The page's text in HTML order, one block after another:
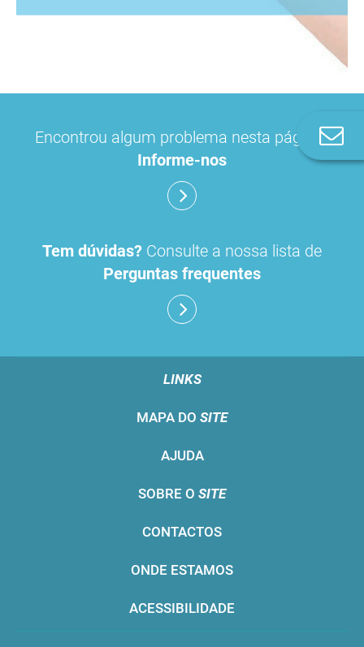
Encontrou algum problema nesta página?
Informe-nos
Tem dúvidas? Consulte a nossa lista de
Perguntas frequentes
LINKS
MAPA DO SITE
AJUDA
SOBRE O SITE
CONTACTOS
ONDE ESTAMOS
ACESSIBILIDADE